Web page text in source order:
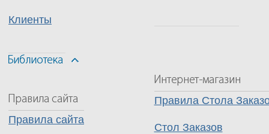
Клиенты
Правила Стола
Стол Заказов
Правила сайта